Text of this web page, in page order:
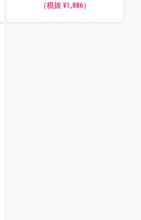
（税抜 ¥1,886）